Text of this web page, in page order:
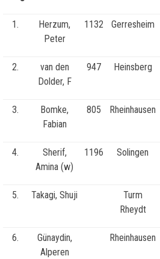
1.
Herzum,
Peter
1132 Gerresheim
2.
van den
Dolder, F
947 Heinsberg
3.
Bomke,
Fabian
805 Rheinhausen
4.
Sherif,
Amina (w)
1196 Solingen
5. Takagi, Shuji
Turm
Rheydt
6.
Günaydin,
Alperen
Rheinhausen